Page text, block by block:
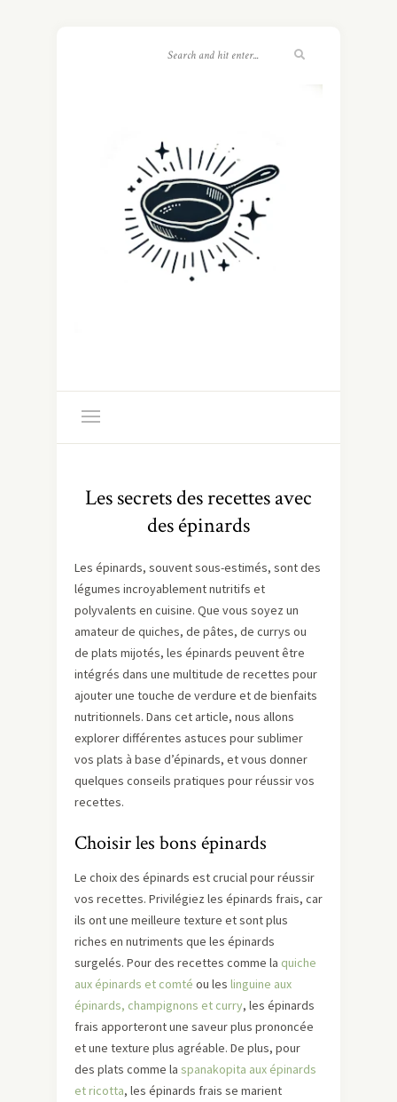
Les secrets des recettes avec
des épinards
Les épinards, souvent sous-estimés, sont des
légumes incroyablement nutritifs et
polyvalents en cuisine. Que vous soyez un
amateur de quiches, de pâtes, de currys ou
de plats mijotés, les épinards peuvent être
intégrés dans une multitude de recettes pour
ajouter une touche de verdure et de bienfaits
nutritionnels. Dans cet article, nous allons
explorer différentes astuces pour sublimer
vos plats à base d’épinards, et vous donner
quelques conseils pratiques pour réussir vos
recettes.
Choisir les bons épinards
Le choix des épinards est crucial pour réussir
vos recettes. Privilégiez les épinards frais, car
ils ont une meilleure texture et sont plus
riches en nutriments que les épinards
surgelés. Pour des recettes comme la quiche
aux épinards et comté ou les linguine aux
épinards, champignons et curry, les épinards
frais apporteront une saveur plus prononcée
et une texture plus agréable. De plus, pour
des plats comme la spanakopita aux épinards
et ricotta, les épinards frais se marient